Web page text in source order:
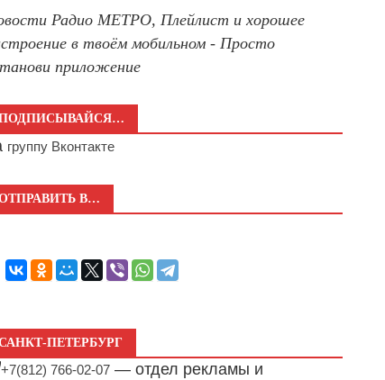
Радио МЕТРО, Плейлист и хорошее
в твоём мобильном - Просто
приложение
группу Вконтакте
В…
ПЕТЕРБУРГ
+7(812) 766-02-07 — отдел рекламы и